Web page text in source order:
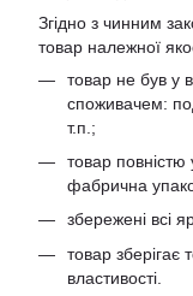
Згідно з чинним
товар належної
товар не був у
споживачем:
т.п.;
товар
фабрична
збережені всі
товар зберігає
властивості.